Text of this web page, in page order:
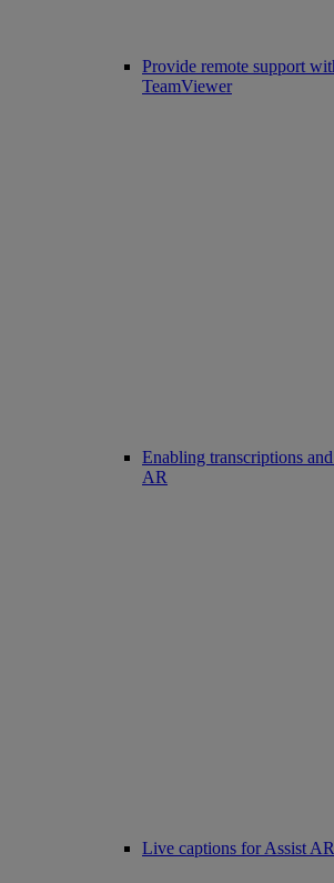
Provide remote support
TeamViewer
Enabling transcriptions
AR
Live captions for Assist